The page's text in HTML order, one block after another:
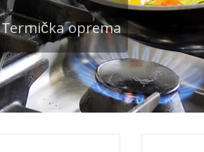
Termička oprema